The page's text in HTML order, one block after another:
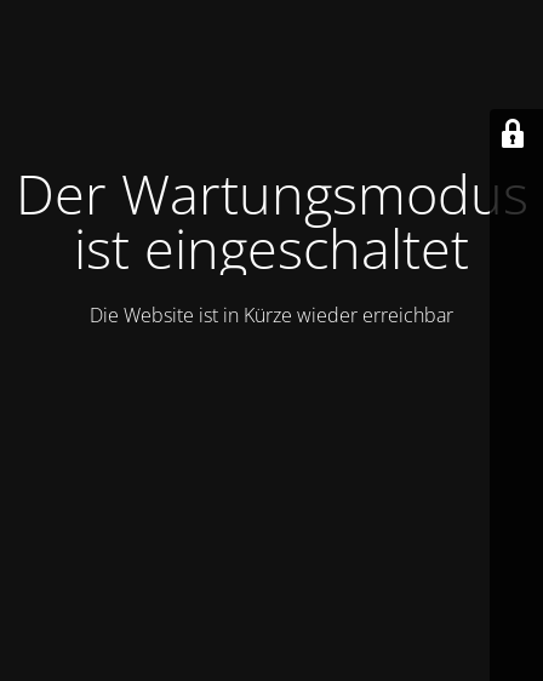
Der Wartungsmodus
ist eingeschaltet
Die Website ist in Kürze wieder erreichbar